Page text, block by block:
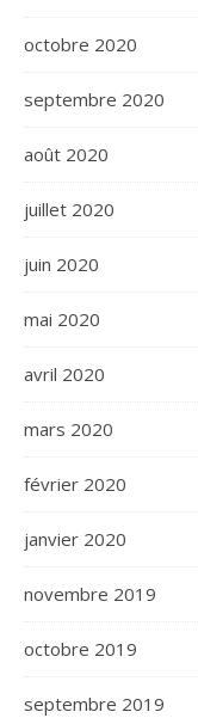
octobre 2020
septembre 2020
août 2020
juillet 2020
juin 2020
mai 2020
avril 2020
mars 2020
février 2020
janvier 2020
novembre 2019
octobre 2019
septembre 2019